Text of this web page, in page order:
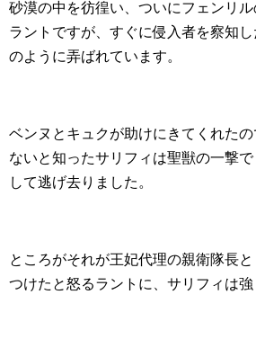
砂漠の中を彷徨い、ついにフェンリ
ラントですが、すぐに侵入者を察知
のように弄ばれています。
ベンヌとキュクが助けにきてくれた
ないと知ったサリフィは聖獣の一撃
して逃げ去りました。
ところがそれが王妃代理の親衛隊長
つけたと怒るラントに、サリフィは強